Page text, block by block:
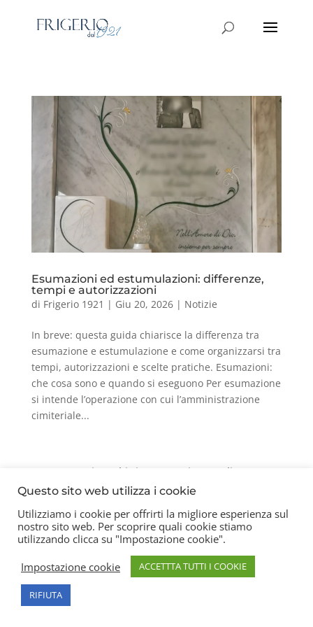
Esumazioni ed estumulazioni: differenze,
tempi e autorizzazioni
di Frigerio 1921 | Giu 20, 2026| Notizie
In breve: questa guida chiarisce la differenza tra
esumazione e estumulazione e come organizzarsi tra
tempi, autorizzazioni e scelte pratiche. Esumazioni:
che cosa sono e quando si eseguono Per esumazione
si intende l’operazione con cui l’amministrazione
cimiteriale...
Contatti Chi siamo Privacy Policy
Copyright 2026 © Frigerio Renzo Snc P.IVA
08003270157
Questo sito web utilizza i cookie
Utilizziamo i cookie per offrirti la migliore esperienza sul
nostro sito web. Per scoprire quali cookie stiamo
utilizzando clicca su "Impostazione cookie".
Impostazione cookie
ACCETTTA TUTTI I COOKIE
RIFIUTA